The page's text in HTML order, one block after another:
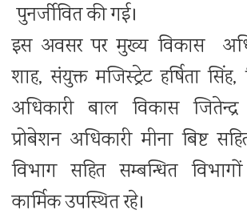
पुनर्जीवित की गई।
इस अवसर पर मुख्य विकास
शाह, संयुक्त मजिस्ट्रेट हर्षिता
अधिकारी बाल विकास
प्रोबेशन अधिकारी मीना बिष्ट
विभाग सहित सम्बन्धित
कार्मिक उपस्थित रहे।